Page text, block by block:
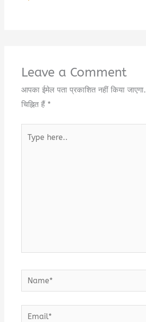
Leave a Comment
आपका ईमेल पता प्रकाशित नहीं किया जाएगा.
चिह्नित हैं *
here..
Name*
Email*